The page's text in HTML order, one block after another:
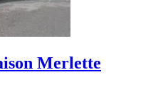
Merlette